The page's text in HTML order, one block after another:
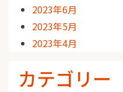
2023年6月
2023年5月
2023年4月
カテゴリー